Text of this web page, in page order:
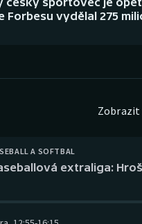
Forbesu vydělal 275
A SOFTBAL
extraliga: